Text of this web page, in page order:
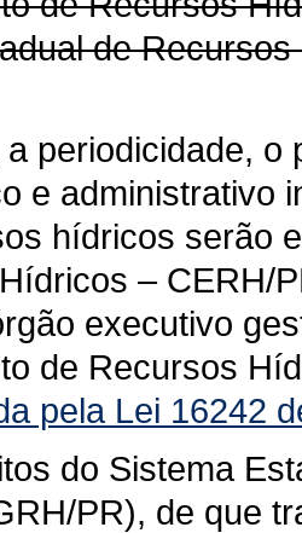
de
a periodicidade,
e administrativo
hídricos serão
– CERH/
executivo
de Recursos
pela Lei 16242
do Sistema
PR), de que